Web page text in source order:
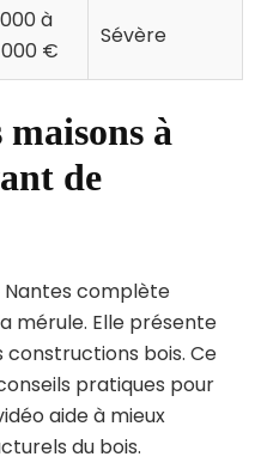
à
€
Sévère
à
de
Nantes complète
mérule. Elle présente
bois. Ce
pratiques pour
aide à mieux
du bois.